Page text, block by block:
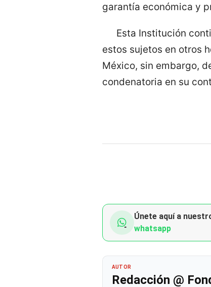
garantía económica y
Esta Institución
estos sujetos en otros
México, sin embargo,
condenatoria en su
Únete aquí a
whatsapp
AUTOR
Redacción @